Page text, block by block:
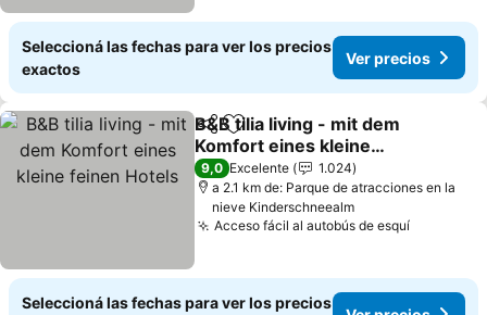
Seleccioná las fechas para ver los precios
exactos
Ver precios
CompartirAñadir a favoritos
B&B tilia living - mit dem
Komfort eines kleine
feinen Hotels
9,0 Excelente
1.024
a 2.1 km de: Parque de atracciones en la
nieve Kinderschneealm
Acceso fácil al autobús de esquí
Seleccioná las fechas para ver los precios